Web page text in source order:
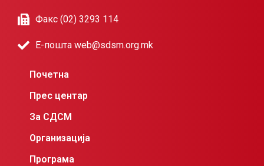
Факс (02) 3293 114
Е-пошта web@sdsm.org.mk
Почетна
Прес центар
За СДСМ
Организација
Програма